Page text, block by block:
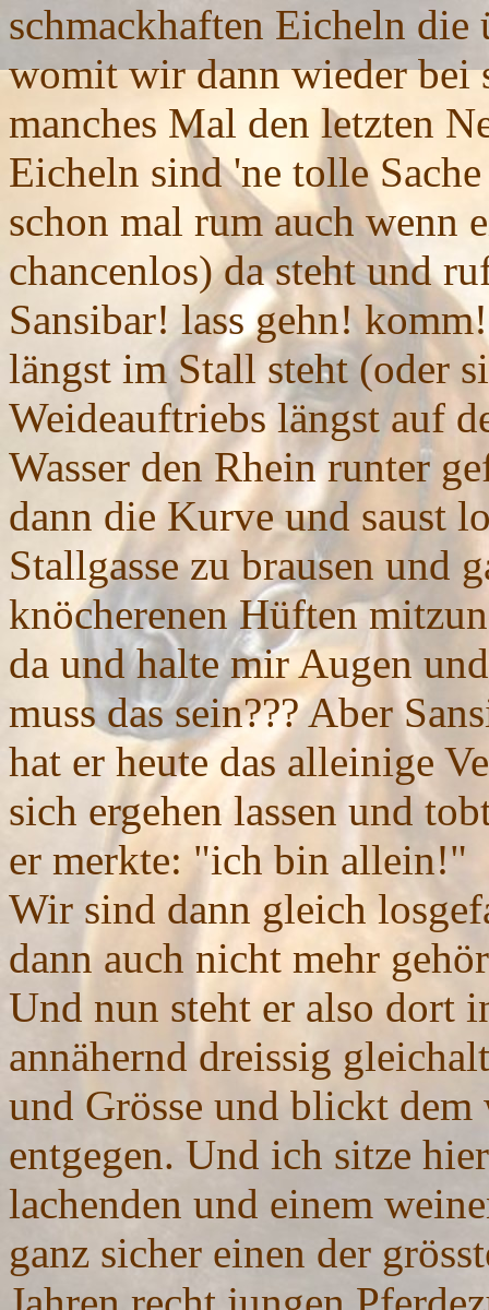
schmackhaften Eicheln
womit wir dann wieder bei
manches Mal den letzten
Eicheln sind 'ne tolle
schon mal rum auch wenn
chancenlos) da steht und
Sansibar! lass gehn!
längst im Stall steht (oder
Weideauftriebs längst auf
Wasser den Rhein runter
dann die Kurve und saust
Stallgasse zu brausen und
knöcherenen Hüften
da und halte mir Augen
muss das sein??? Aber
hat er heute das alleinige
sich ergehen lassen und
er merkte: "ich bin allein!"
Wir sind dann gleich
dann auch nicht mehr
Und nun steht er also dort
annähernd dreissig
und Grösse und blickt
entgegen. Und ich sitze
lachenden und einem
ganz sicher einen der